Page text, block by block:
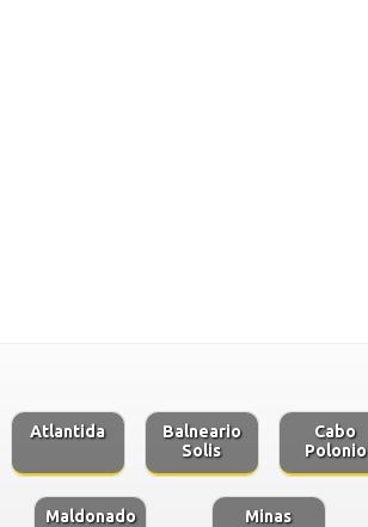
Atlantida
Balneario
Solis
Cabo
Polonio
Maldonado Minas